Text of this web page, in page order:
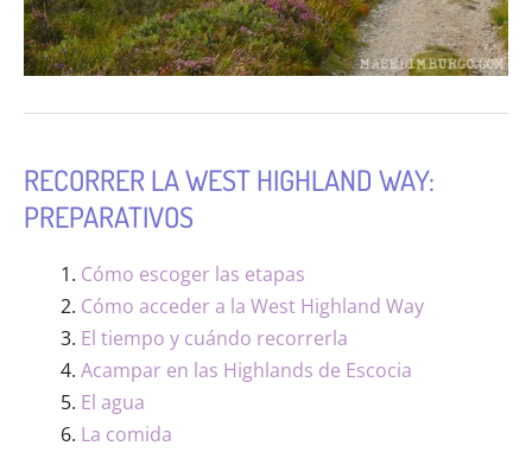
RECORRER LA WEST HIGHLAND WAY:
PREPARATIVOS
Cómo escoger las etapas
Cómo acceder a la West Highland Way
El tiempo y cuándo recorrerla
Acampar en las Highlands de Escocia
El agua
La comida